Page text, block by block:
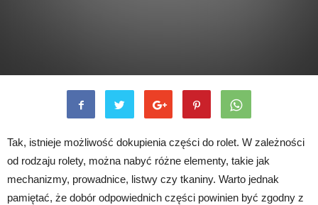
Tak, istnieje możliwość dokupienia części do rolet. W zależności
od rodzaju rolety, można nabyć różne elementy, takie jak
mechanizmy, prowadnice, listwy czy tkaniny. Warto jednak
pamiętać, że dobór odpowiednich części powinien być zgodny z